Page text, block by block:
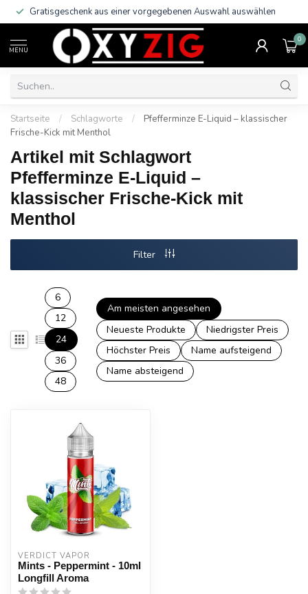
Gratisgeschenk aus einer vorgegebenen Auswahl auswählen
MENU
0
Startseite / Schlagworte /
Pfefferminze E-Liquid – klassischer
Frische-Kick mit Menthol
Artikel mit Schlagwort
Pfefferminze E-Liquid –
klassischer Frische-Kick mit
Menthol
Filter
6
12
24
36
48
Am meisten angesehen
Neueste Produkte
Niedrigster Preis
Höchster Preis
Name aufsteigend
Name absteigend
VERDICT VAPOR
Mints - Peppermint - 10ml
Longfill Aroma